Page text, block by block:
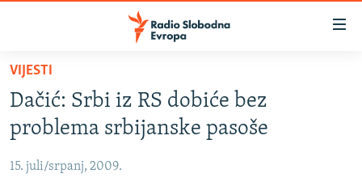
Pređite
glavni
sadržaj
Pređite
na
BOSNA I HERCEGOVINA
SRBIJA
KOSOVO
VIJESTI
Dačić: Srbi iz RS dobiće bez
problema srbijanske pasoše
15. juli/srpanj, 2009.